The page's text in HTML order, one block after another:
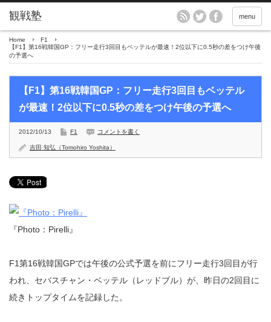
menu
Home
F1
【F1】第16戦韓国GP：フリー走行3回目もベッテルが最速！2位以下に0.5秒の差をつけ午後
の予選へ
【F1】第16戦韓国GP：フリー走行3回目もベッテル
が最速！2位以下に0.5秒の差をつけ午後の予選へ
2012/10/13 F1 コメントを書く
吉田 知弘（Tomohiro Yoshita）
『Photo：Pirelli』
F1第16戦韓国GPでは午後の公式予選を前にフリー走行3回目が行
われ、セバスチャン・ベッテル（レッドブル）が、昨日の2回目に
続きトップタイムを記録した。